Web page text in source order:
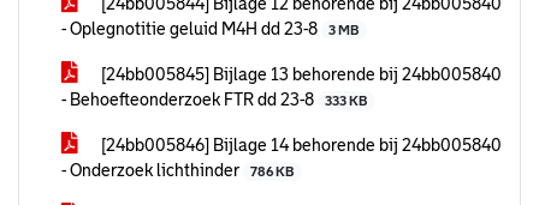
- Oplegnotitie geluid M4H dd 23-8
3 MB
[24bb005845] Bijlage 13 behorende bij 24bb005840
- Behoefteonderzoek FTR dd 23-8
333 KB
[24bb005846] Bijlage 14 behorende bij 24bb005840
- Onderzoek lichthinder
786 KB